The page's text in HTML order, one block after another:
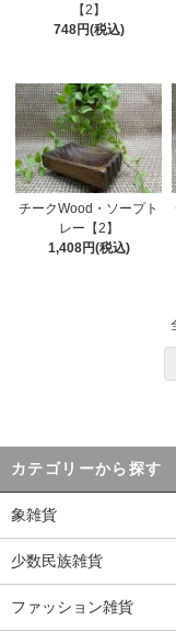
【2】
748円(税込)
チークWood・ソープト
レー【2】
1,408円(税込)
カテゴリーから探す
象雑貨
少数民族雑貨
ファッション雑貨